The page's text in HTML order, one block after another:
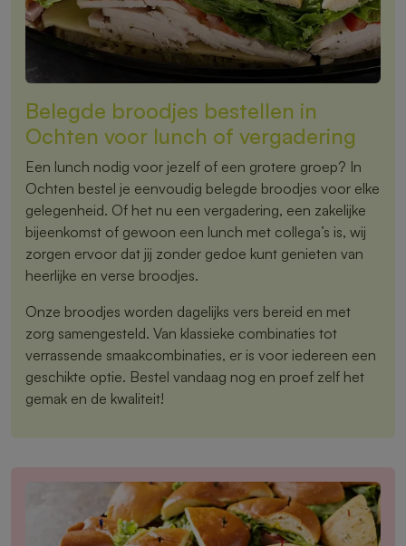
Belegde broodjes bestellen in
Ochten voor lunch of vergadering
Een lunch nodig voor jezelf of een grotere groep? In
Ochten bestel je eenvoudig belegde broodjes voor elke
gelegenheid. Of het nu een vergadering, een zakelijke
bijeenkomst of gewoon een lunch met collega’s is, wij
zorgen ervoor dat jij zonder gedoe kunt genieten van
heerlijke en verse broodjes.
Onze broodjes worden dagelijks vers bereid en met
zorg samengesteld. Van klassieke combinaties tot
verrassende smaakcombinaties, er is voor iedereen een
geschikte optie. Bestel vandaag nog en proef zelf het
gemak en de kwaliteit!